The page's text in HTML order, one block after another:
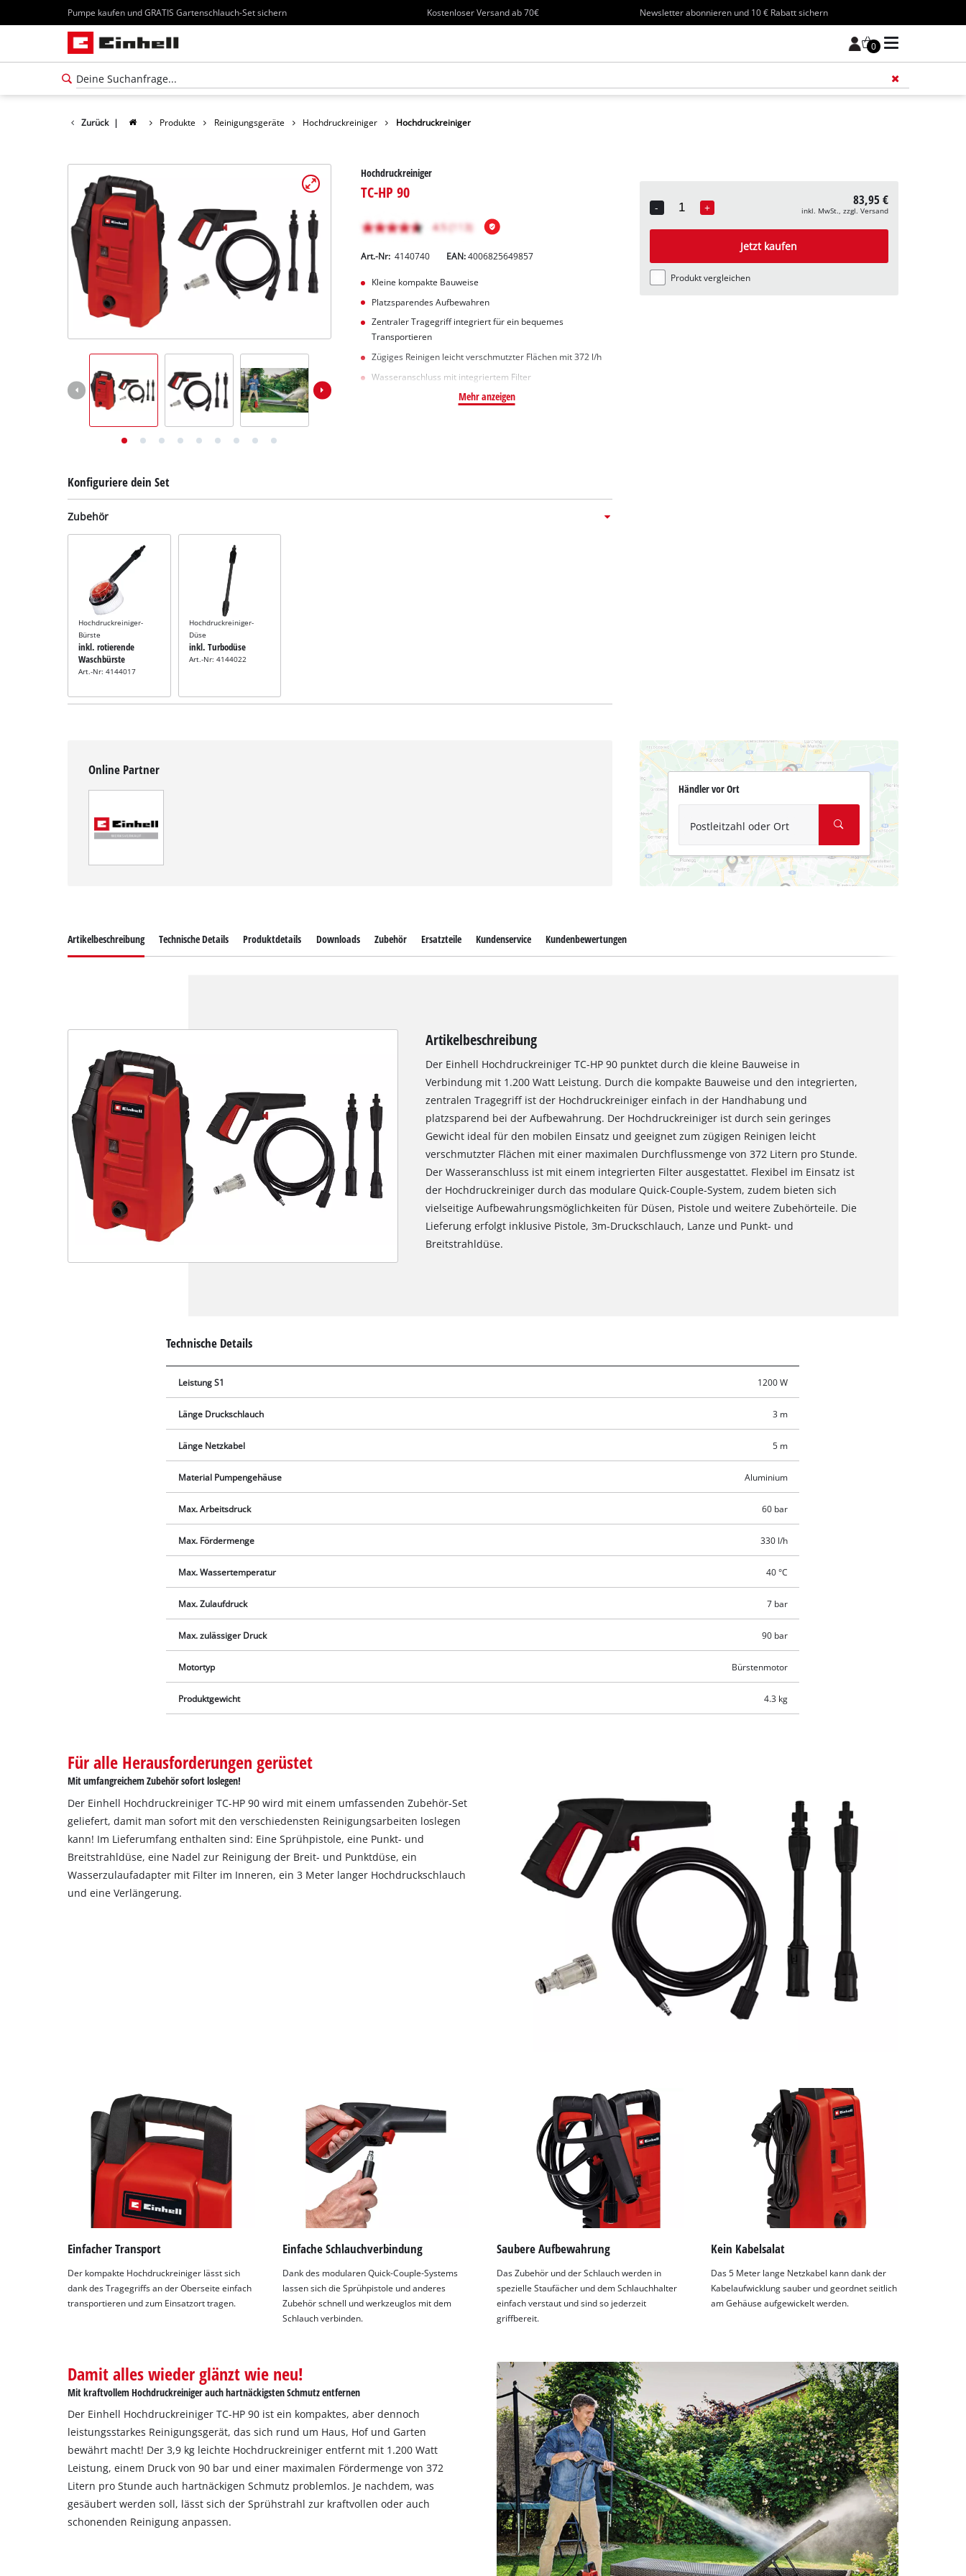
Pumpe kaufen und GRATIS Gartenschlauch-Set sichern Kostenloser Versand ab 70€ Newsletter abonnieren und 10 € Rabatt sichern
0
Zurück | Produkte Reinigungsgeräte Hochdruckreiniger Hochdruckreiniger
Hochdruckreiniger
TC-HP 90
Art.-Nr: 4140740 EAN:4006825649857
Kleine kompakte Bauweise
Platzsparendes Aufbewahren
Zentraler Tragegriff integriert für ein bequemes
Transportieren
Zügiges Reinigen leicht verschmutzter Flächen mit 372 l/h
Wasseranschluss mit integriertem Filter
Mehr anzeigen
Konfiguriere dein Set
Zubehör
Hochdruckreiniger-
Bürste
inkl. rotierende
Waschbürste
Art.-Nr: 4144017
Hochdruckreiniger-
Düse
inkl. Turbodüse
Art.-Nr: 4144022
-
Quantity
+ 83,95 €
inkl. MwSt., zzgl. Versand
Jetzt kaufen
Produkt vergleichen
Online Partner
Händler vor Ort
Postleitzahl oder Ort
Google Maps laden zu können!
This content is not permitted to load due
Management Platform
Artikelbeschreibung Technische Details Produktdetails Downloads Zubehör Ersatzteile Kundenservice Kundenbewertungen
Artikelbeschreibung
Der Einhell Hochdruckreiniger TC-HP 90 punktet durch die kleine Bauweise in
Verbindung mit 1.200 Watt Leistung. Durch die kompakte Bauweise und den integrierten,
zentralen Tragegriff ist der Hochdruckreiniger einfach in der Handhabung und
platzsparend bei der Aufbewahrung. Der Hochdruckreiniger ist durch sein geringes
Gewicht ideal für den mobilen Einsatz und geeignet zum zügigen Reinigen leicht
verschmutzter Flächen mit einer maximalen Durchflussmenge von 372 Litern pro Stunde.
Der Wasseranschluss ist mit einem integrierten Filter ausgestattet. Flexibel im Einsatz ist
der Hochdruckreiniger durch das modulare Quick-Couple-System, zudem bieten sich
vielseitige Aufbewahrungsmöglichkeiten für Düsen, Pistole und weitere Zubehörteile. Die
Lieferung erfolgt inklusive Pistole, 3m-Druckschlauch, Lanze und Punkt- und
Breitstrahldüse.
Technische Details
Leistung S1 1200 W
Länge Druckschlauch 3 m
Länge Netzkabel 5 m
Material Pumpengehäuse Aluminium
Max. Arbeitsdruck 60 bar
Max. Fördermenge 330 l/h
Max. Wassertemperatur 40 °C
Max. Zulaufdruck 7 bar
Max. zulässiger Druck 90 bar
Motortyp Bürstenmotor
Produktgewicht 4.3 kg
Für alle Herausforderungen gerüstet
Mit umfangreichem Zubehör sofort loslegen!
Der Einhell Hochdruckreiniger TC-HP 90 wird mit einem umfassenden Zubehör-Set
geliefert, damit man sofort mit den verschiedensten Reinigungsarbeiten loslegen
kann! Im Lieferumfang enthalten sind: Eine Sprühpistole, eine Punkt- und
Breitstrahldüse, eine Nadel zur Reinigung der Breit- und Punktdüse, ein
Wasserzulaufadapter mit Filter im Inneren, ein 3 Meter langer Hochdruckschlauch
und eine Verlängerung.
Einfacher Transport
Der kompakte Hochdruckreiniger lässt sich
dank des Tragegriffs an der Oberseite einfach
transportieren und zum Einsatzort tragen.
Einfache Schlauchverbindung
Dank des modularen Quick-Couple-Systems
lassen sich die Sprühpistole und anderes
Zubehör schnell und werkzeuglos mit dem
Schlauch verbinden.
Saubere Aufbewahrung
Das Zubehör und der Schlauch werden in
spezielle Staufächer und dem Schlauchhalter
einfach verstaut und sind so jederzeit
griffbereit.
Kein Kabelsalat
Das 5 Meter lange Netzkabel kann dank der
Kabelaufwicklung sauber und geordnet seitlich
am Gehäuse aufgewickelt werden.
Damit alles wieder glänzt wie neu!
Mit kraftvollem Hochdruckreiniger auch hartnäckigsten Schmutz entfernen
Der Einhell Hochdruckreiniger TC-HP 90 ist ein kompaktes, aber dennoch
leistungsstarkes Reinigungsgerät, das sich rund um Haus, Hof und Garten
bewährt macht! Der 3,9 kg leichte Hochdruckreiniger entfernt mit 1.200 Watt
Leistung, einem Druck von 90 bar und einer maximalen Fördermenge von 372
Litern pro Stunde auch hartnäckigen Schmutz problemlos. Je nachdem, was
gesäubert werden soll, lässt sich der Sprühstrahl zur kraftvollen oder auch
schonenden Reinigung anpassen.